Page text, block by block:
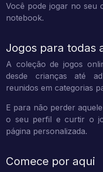
Você pode jogar no seu
notebook.
Jogos para todas
A coleção de jogos
desde crianças até
reunidos em categorias
E para não perder
o seu perfil e curtir o
página personalizada.
Comece por aqui